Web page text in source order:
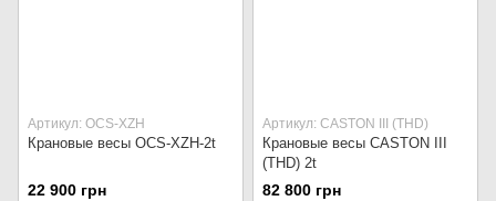
Артикул: OCS-XZH
Крановые весы OCS-XZH-2t
22 900 грн
Артикул: CASTON III (THD)
Крановые весы CASTON III
(THD) 2t
82 800 грн